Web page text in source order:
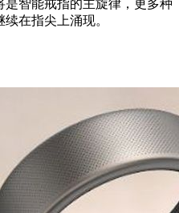
智能戒指的主旋律，更多种
在指尖上涌现。